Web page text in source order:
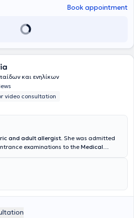
Book appointment
και ενηλίκων
video consultation
and adult allergist. She was admitted
examinations to the Medical
General Hospital "
Kalogeromitros" of the 2nd Clinic of
Allergology Unit of the General
for the accurate diagnosis and